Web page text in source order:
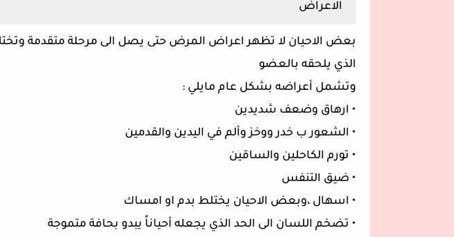
الاعراض
بعض الاحيان لا تظهر اعراض المرض حتى يصل الى مرحلة متقدمة
الذي يلحقه بالعضو
وتشمل أعراضه بشكل عام مايلي :
• ارهاق وضعف شديدين
• الشعور ب خدر ووخز وألم في اليدين والقدمين
• تورم الكاحلين والساقين
• ضيق التنفس
• اسهال ،وبعض الاحيان يختلط بدم او امساك
• تضخم اللسان الى الحد الذي يجعله أحياناً يبدو بحافة متموجة